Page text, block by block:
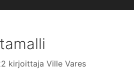
kirjoittaja Ville Vares